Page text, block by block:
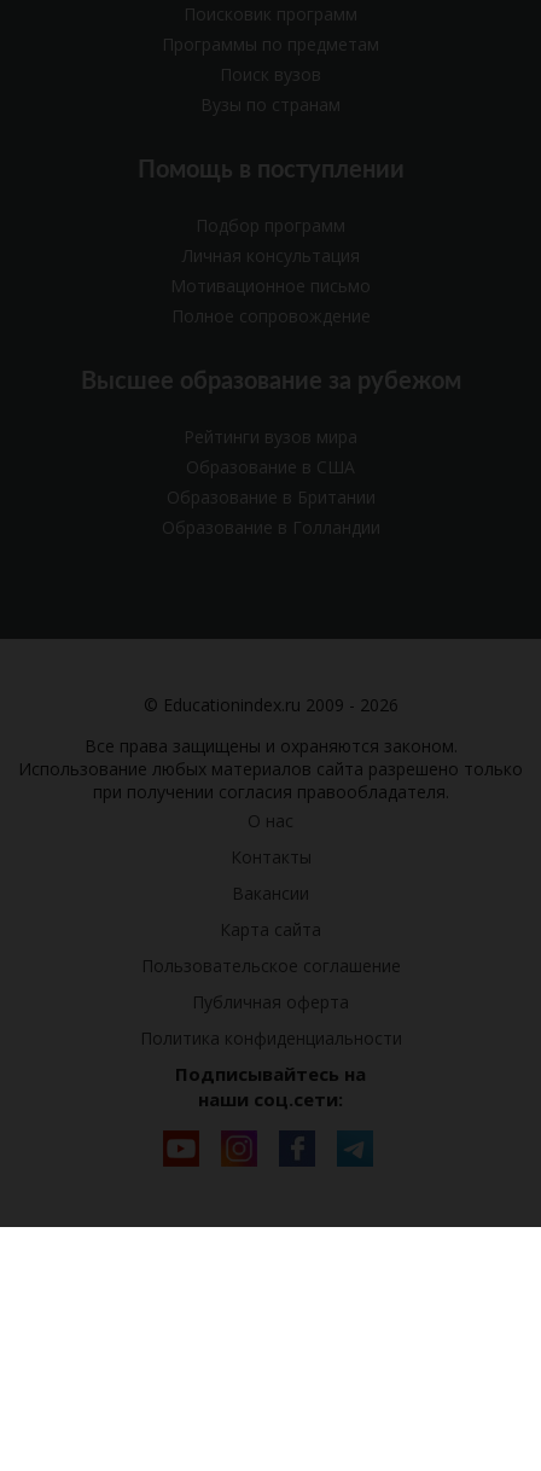
Поисковик программ
Программы по предметам
Поиск вузов
Вузы по странам
Помощь в поступлении
Подбор программ
Личная консультация
Мотивационное письмо
Полное сопровождение
Высшее образование за рубежом
Рейтинги вузов мира
Образование в США
Образование в Британии
Образование в Голландии
© Educationindex.ru 2009 - 2026
Все права защищены и охраняются законом.
Использование любых материалов сайта разрешено только
при получении согласия правообладателя.
О нас
Контакты
Вакансии
Карта сайта
Пользовательское соглашение
Публичная оферта
Политика конфиденциальности
Подписывайтесь на
наши соц.сети: